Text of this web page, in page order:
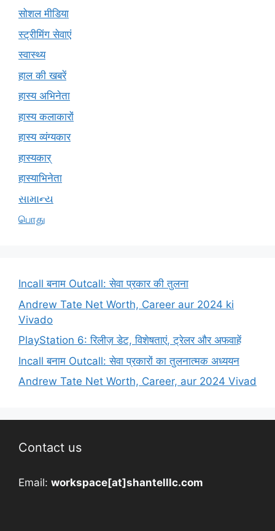
सोशल मीडिया
स्ट्रीमिंग सेवाएं
स्वास्थ्य
हाल की खबरें
हास्य अभिनेता
हास्य कलाकारों
हास्य व्यंग्यकार
हास्यकार्
हास्याभिनेता
સામાન્ય
பொது
Incall बनाम Outcall: सेवा प्रकार की तुलना
Andrew Tate Net Worth, Career aur 2024 ki
Vivado
PlayStation 6: रिलीज़ डेट, विशेषताएं, ट्रेलर और अफवाहें
Incall बनाम Outcall: सेवा प्रकारों का तुलनात्मक अध्ययन
Andrew Tate Net Worth, Career, aur 2024 Vivad
Contact us
Email: workspace[at]shantelllc.com